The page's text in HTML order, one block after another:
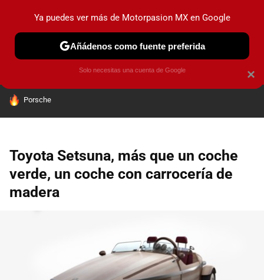
PRUEBAS INDUSTRIA HOY NO CIRCULA
HOY SE HABLA DE
Porsche
Toyota Setsuna, más que un coche
verde, un coche con carrocería de
madera
×
Ya puedes ver más de Motorpasion MX en Google
Añádenos como fuente preferida
Solo necesitas una cuenta de Google